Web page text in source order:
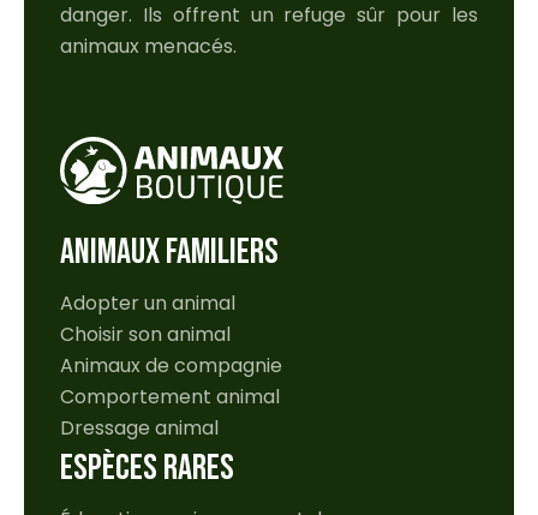
danger. Ils offrent un refuge sûr pour les
animaux menacés.
ANIMAUX FAMILIERS
Adopter un animal
Choisir son animal
Animaux de compagnie
Comportement animal
Dressage animal
ESPÈCES RARES